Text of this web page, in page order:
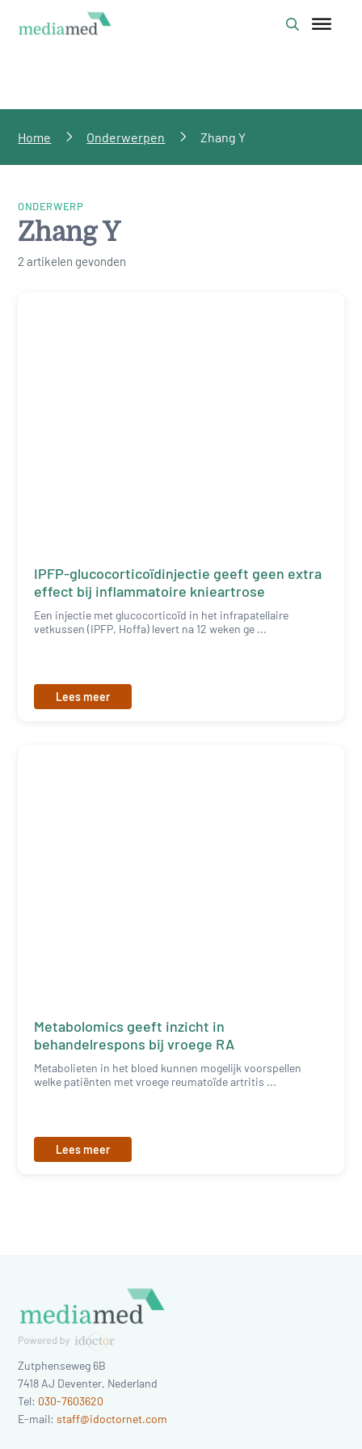
Home Onderwerpen Zhang Y
ONDERWERP
Zhang Y
2 artikelen gevonden
IPFP-glucocorticoïdinjectie geeft geen extra
effect bij inflammatoire knieartrose
Een injectie met glucocorticoïd in het infrapatellaire
vetkussen (IPFP, Hoffa) levert na 12 weken ge ...
Lees meer
Metabolomics geeft inzicht in
behandelrespons bij vroege RA
Metabolieten in het bloed kunnen mogelijk voorspellen
welke patiënten met vroege reumatoïde artritis ...
Lees meer
Zutphenseweg 6B
7418 AJ Deventer, Nederland
Tel: 030-7603620
E-mail:staff@idoctornet.com